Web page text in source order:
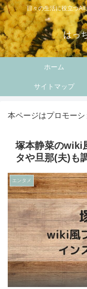
日々の生活に役立つ
はっ
ホーム
サイトマップ
本ページはプロモーシ
塚本静菜のwiki
タや旦那(夫)も
エンタメ